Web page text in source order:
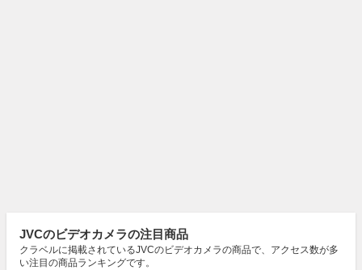
JVCのビデオカメラの注目商品
クラベルに掲載されているJVCのビデオカメラの商品で、アクセス数が多
い注目の商品ランキングです。